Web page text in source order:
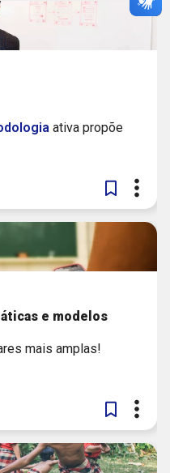
ativa propõe
e modelos
mais amplas!